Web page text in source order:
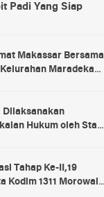
Padi Yang Siap
Makassar Bersama
Maradekaya
Dilaksanakan
Hukum oleh Staf
Tahap Ke-II,19
Kodim 1311 Morowali